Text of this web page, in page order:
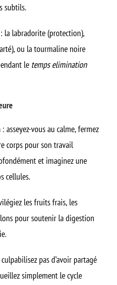
subtils.
: la labradorite (protection),
ou la tourmaline noire
le temps elimination
: asseyez-vous au calme, fermez
corps pour son travail
et imaginez une
cellules.
les fruits frais, les
pour soutenir la digestion
pas d’avoir partagé
simplement le cycle